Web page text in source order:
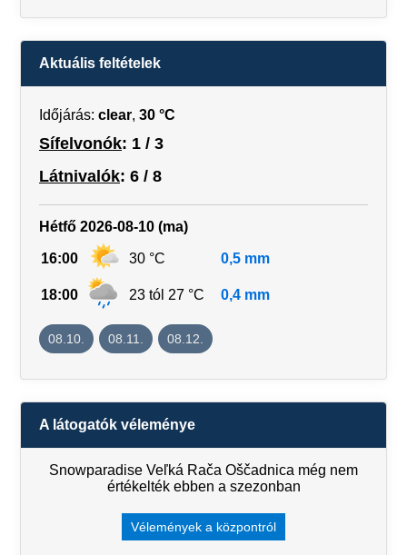
Aktuális feltételek
Időjárás: clear, 30 °C
Sífelvonók: 1 / 3
Látnivalók: 6 / 8
Hétfő 2026-08-10 (ma)
16:00 30 °C 0,5 mm
18:00 23 tól 27 °C 0,4 mm
08.10. 08.11. 08.12.
A látogatók véleménye
Snowparadise Veľká Rača Oščadnica még nem
értékelték ebben a szezonban
Vélemények a központról